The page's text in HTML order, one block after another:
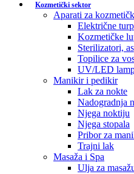
Kozmetički sektor
Aparati za
Električne
Kozmetičke
Sterilizatori,
Topilice za
UV/LED
Manikir i pedikir
Lak za nokte
Nadogradnja
Njega noktiju
Njega stopala
Pribor za
Trajni lak
Masaža i Spa
Ulja za